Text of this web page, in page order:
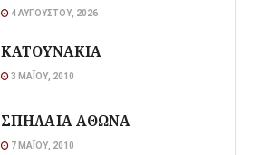
4 ΑΥΓΟΎΣΤΟΥ, 2026
ΚΑΤΟΥΝΑΚΙΑ
3 ΜΑΪ́ΟΥ, 2010
ΣΠΗΛΑΙΑ ΑΘΩΝΑ
7 ΜΑΪ́ΟΥ, 2010